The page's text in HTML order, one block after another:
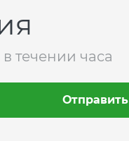
течении часа
Отправить